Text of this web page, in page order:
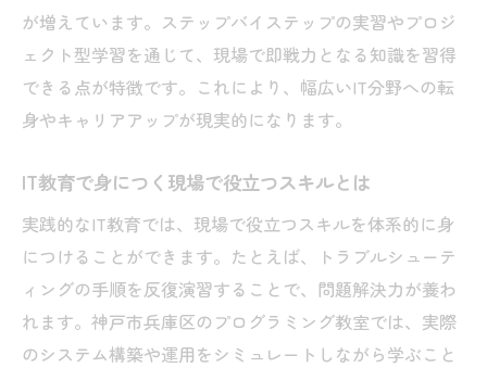
が増えています。ステップバイステップの実習やプロジ
ェクト型学習を通じて、現場で即戦力となる知識を習得
できる点が特徴です。これにより、幅広いIT分野への転
身やキャリアアップが現実的になります。
IT教育で身につく現場で役立つスキルとは
実践的なIT教育では、現場で役立つスキルを体系的に身
につけることができます。たとえば、トラブルシューテ
ィングの手順を反復演習することで、問題解決力が養わ
れます。神戸市兵庫区のプログラミング教室では、実際
のシステム構築や運用をシミュレートしながら学ぶこと